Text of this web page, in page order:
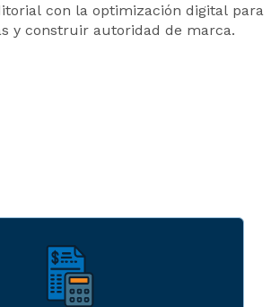
con la optimización digital para
y construir autoridad de marca.